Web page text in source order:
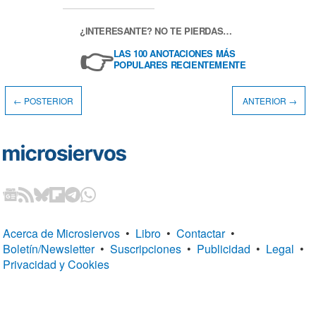
¿INTERESANTE? NO TE PIERDAS…
👉LAS 100 ANOTACIONES MÁS
POPULARES RECIENTEMENTE
← POSTERIOR ANTERIOR →
Acerca de Microsiervos • Libro • Contactar •
Boletín/Newsletter • Suscripciones • Publicidad • Legal •
Privacidad y Cookies